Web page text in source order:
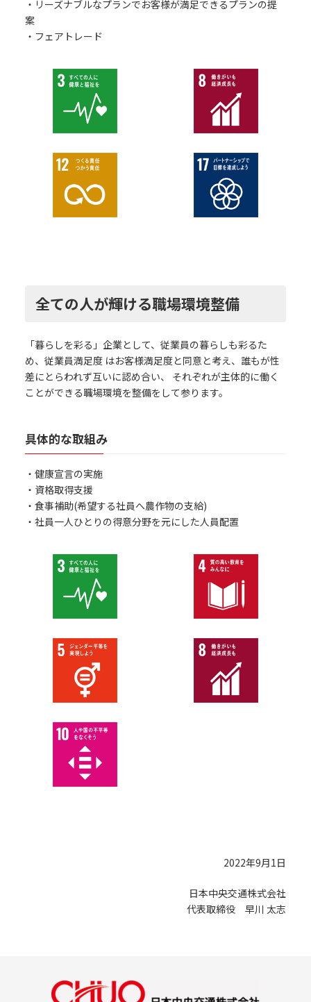
・リーズナブルなプランでお客様が満足できるプランの提
案
・フェアトレード
全ての人が輝ける職場環境整備
「暮らしを彩る」企業として、従業員の暮らしも彩るた
め、従業員満足度 はお客様満足度と同意と考え、誰もが性
差にとらわれず互いに認め合い、 それぞれが主体的に働く
ことができる職場環境を整備をして参ります。
具体的な取組み
・健康宣言の実施
・資格取得支援
・食事補助(希望する社員へ農作物の支給)
・社員一人ひとりの得意分野を元にした人員配置
2022年9月1日
日本中央交通株式会社
代表取締役 早川 太志